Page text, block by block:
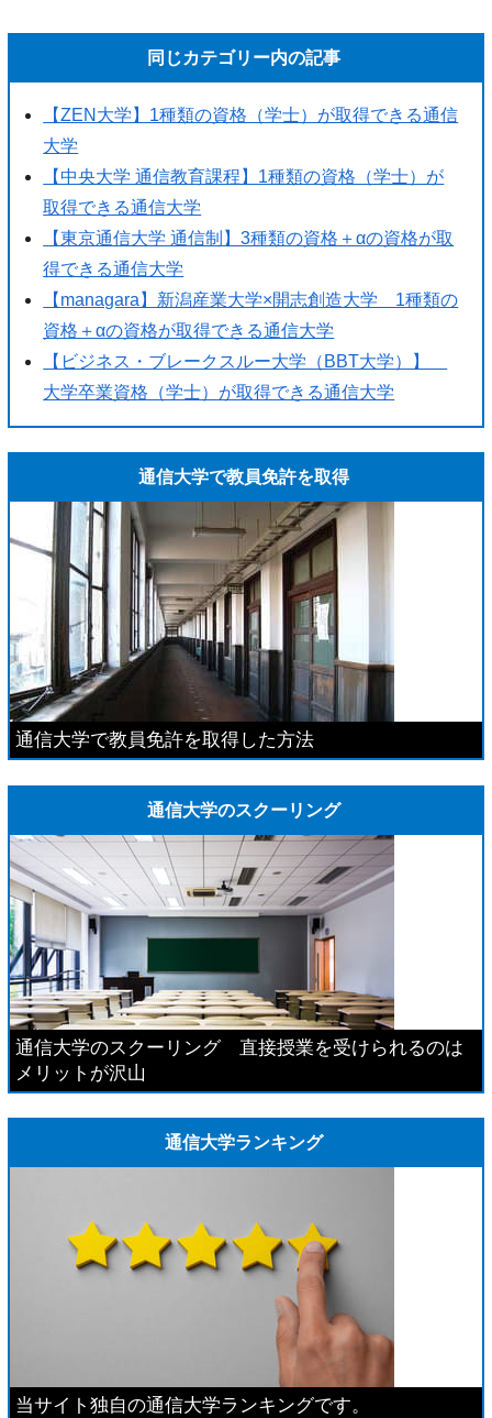
同じカテゴリー内の記事
【ZEN大学】1種類の資格（学士）が取得できる通信
大学
【中央大学 通信教育課程】1種類の資格（学士）が
取得できる通信大学
【東京通信大学 通信制】3種類の資格＋αの資格が取
得できる通信大学
【managara】新潟産業大学×開志創造大学 1種類の
資格＋αの資格が取得できる通信大学
【ビジネス・ブレークスルー大学（BBT大学）】
大学卒業資格（学士）が取得できる通信大学
通信大学で教員免許を取得
通信大学で教員免許を取得した方法
通信大学のスクーリング
通信大学のスクーリング 直接授業を受けられるのは
メリットが沢山
通信大学ランキング
当サイト独自の通信大学ランキングです。